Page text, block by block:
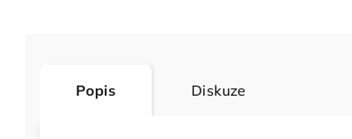
Popis Diskuze